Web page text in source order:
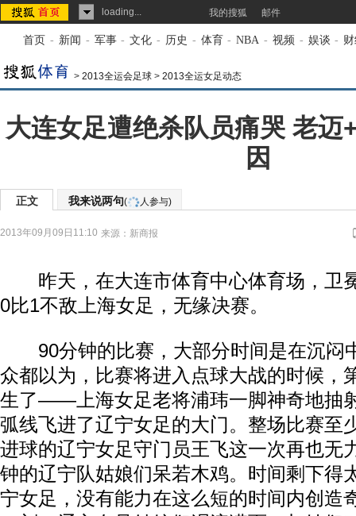
loading... 我的搜狐 邮件
首页 - 新闻 - 军事 - 文化 - 历史 - 体育 - NBA - 视频 - 娱谈 -
> 2013全运会足球 > 2013全运女足动态
大连女足遭绝杀队员痛哭 老迈
因
正文 我来说两句( 人参与)
2013年09月09日11:10 来源： 新商报
昨天，在大连市体育中心体育场，卫
0比1不敌上海女足，无缘决赛。
90分钟的比赛，大部分时间是在沉闷
众都以为，比赛将进入点球大战的时候，
生了——上海女足老将浦玮一脚神奇地抽
弧线飞进了辽宁女足的大门。整场比赛至
进球的辽宁女足守门员王飞这一次再也无
钟的辽宁队姑娘们呆若木鸡。时间剩下得
宁女足，没有能力在这么短的时间内创造